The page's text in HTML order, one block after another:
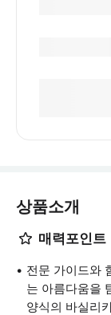
상품소개
매력포인트
전문 가이드와
는 아름다움을
양식의 바실리